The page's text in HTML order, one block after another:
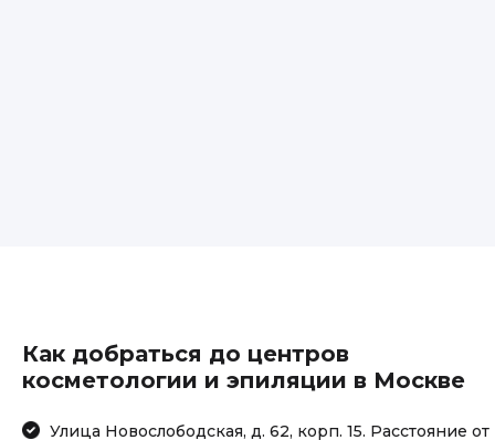
Как добраться до центров
косметологии и эпиляции в Москве
Улица Новослободская, д. 62, корп. 15. Расстояние от